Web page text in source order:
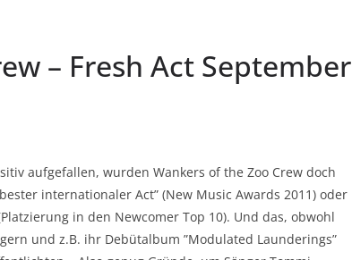
– Fresh Act September
aufgefallen, wurden Wankers of the Zoo Crew doch
internationaler Act” (New Music Awards 2011) oder
in den Newcomer Top 10). Und das, obwohl
und z.B. ihr Debütalbum ”Modulated Launderings”